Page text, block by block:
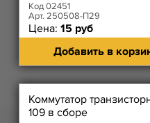
Код 02451
Арт. 250508-П29
Цена: 15 руб
Добавить в
Коммутатор
109 в сборе